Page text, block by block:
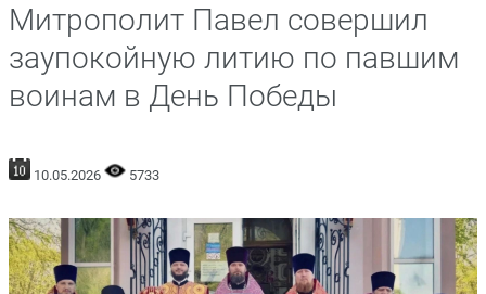
Митрополит Павел совершил
заупокойную литию по павшим
воинам в День Победы
10.05.2026 5733